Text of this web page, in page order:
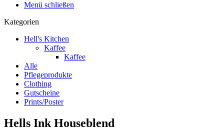
Menü schließen
Kategorien
Hell's Kitchen
Kaffee
Kaffee
Alle
Pflegeprodukte
Clothing
Gutscheine
Prints/Poster
Hells Ink Houseblend